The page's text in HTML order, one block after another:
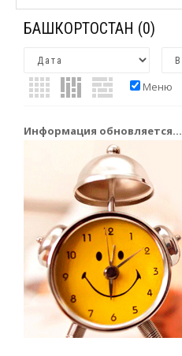
БАШКОРТОСТАН (0)
Меню
Информация обновляется...